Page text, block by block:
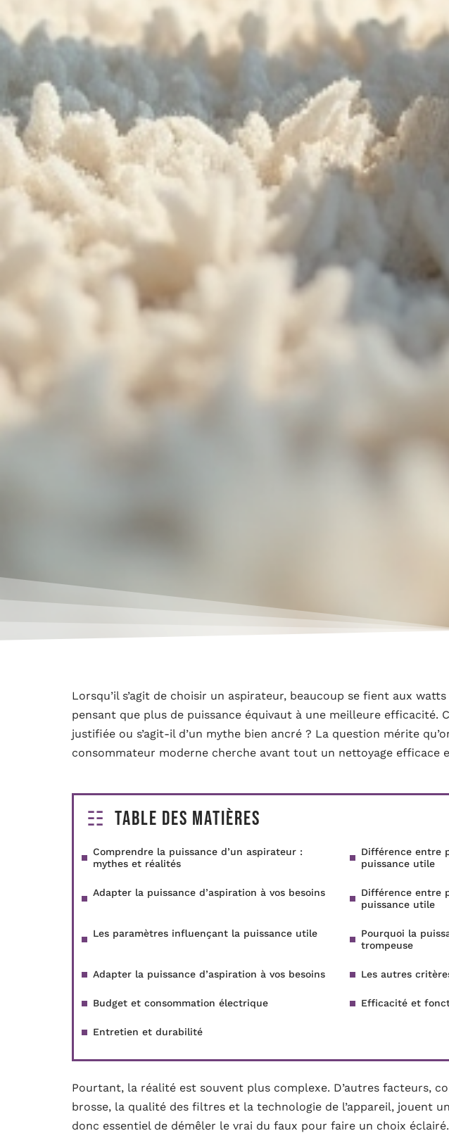
Lorsqu’il s’agit de choisir un aspirateur, beaucoup se fient aux
pensant que plus de puissance équivaut à une meilleure efficacité.
justifiée ou s’agit-il d’un mythe bien ancré ? La question mérite
consommateur moderne cherche avant tout un nettoyage efficace
Table des matières
Comprendre la puissance d’un aspirateur :
mythes et réalités
Différence entre
puissance utile
Adapter la puissance d’aspiration à vos besoins
Différence entre
puissance utile
Les paramètres influençant la puissance utile
Pourquoi la
trompeuse
Adapter la puissance d’aspiration à vos besoins Les autres
Budget et consommation électrique Efficacité et
Entretien et durabilité
Pourtant, la réalité est souvent plus complexe. D’autres facteurs,
brosse, la qualité des filtres et la technologie de l’appareil, jouent
donc essentiel de démêler le vrai du faux pour faire un choix éclairé.